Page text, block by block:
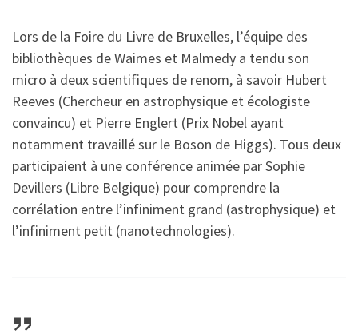
Lors de la Foire du Livre de Bruxelles, l’équipe des
bibliothèques de Waimes et Malmedy a tendu son
micro à deux scientifiques de renom, à savoir Hubert
Reeves (Chercheur en astrophysique et écologiste
convaincu) et Pierre Englert (Prix Nobel ayant
notamment travaillé sur le Boson de Higgs). Tous deux
participaient à une conférence animée par Sophie
Devillers (Libre Belgique) pour comprendre la
corrélation entre l’infiniment grand (astrophysique) et
l’infiniment petit (nanotechnologies).